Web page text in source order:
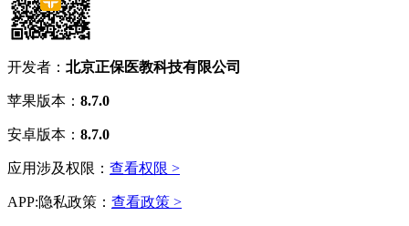
开发者： 北京正保医教科技有限公司
苹果版本： 8.7.0
安卓版本： 8.7.0
应用涉及权限： 查看权限 >
APP:隐私政策： 查看政策 >